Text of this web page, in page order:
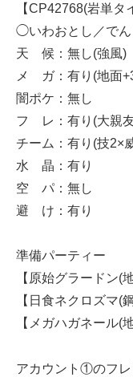
【CP42768(岩単タ
◯いわおとし／でん
天 候：無し(強風)
メ ガ：有り(地面
闇ポケ：無し
フ レ：有り(大親
チーム：有り(技2×
水 晶：有り
空 パ：無し
避 け：有り
準備パーティー
【原始グラードン(
【日食ネクロズマ(
【メガハガネール
アカウント①のフ